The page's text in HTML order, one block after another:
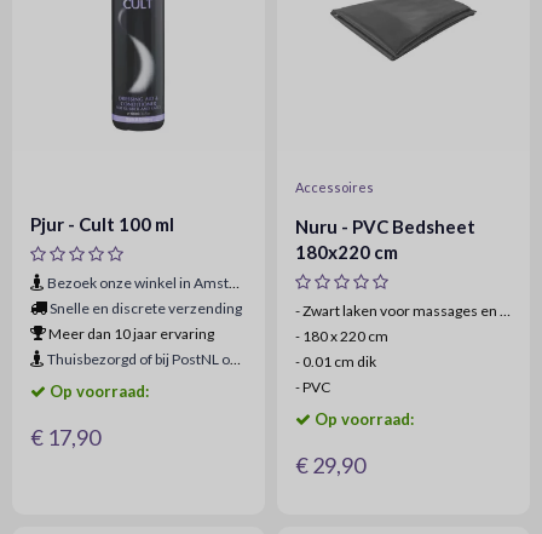
Pjur - Cult 100 ml
Bezoek onze winkel in Amsterdam
Snelle en discrete verzending
Meer dan 10 jaar ervaring
Thuisbezorgd of bij PostNL ophaalpunt
Op voorraad:
€ 17,90
Accessoires
Nuru - PVC Bedsheet
180x220 cm
- Zwart laken voor massages en meer
- 180 x 220 cm
- 0.01 cm dik
-PVC
Op voorraad:
€ 29,90